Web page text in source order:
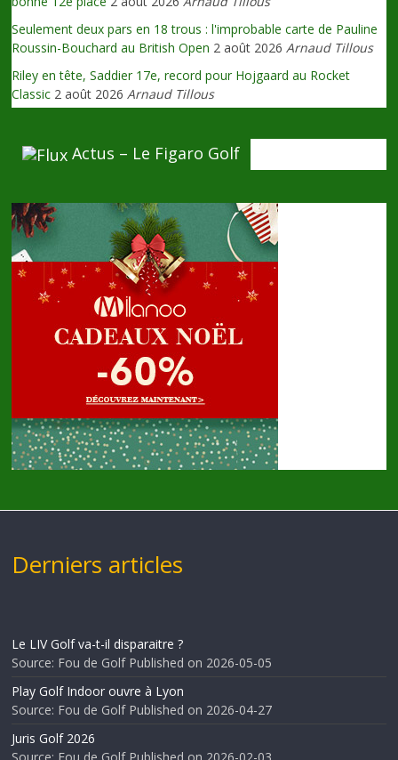
Seulement deux pars en 18 trous : l'improbable carte de Pauline
Roussin-Bouchard au British Open 2 août 2026 Arnaud Tillous
Riley en tête, Saddier 17e, record pour Hojgaard au Rocket
Classic 2 août 2026 Arnaud Tillous
Actus – Le Figaro Golf
Derniers articles
Le LIV Golf va-t-il disparaitre ?
Source: Fou de Golf Published on 2026-05-05
Play Golf Indoor ouvre à Lyon
Source: Fou de Golf Published on 2026-04-27
Juris Golf 2026